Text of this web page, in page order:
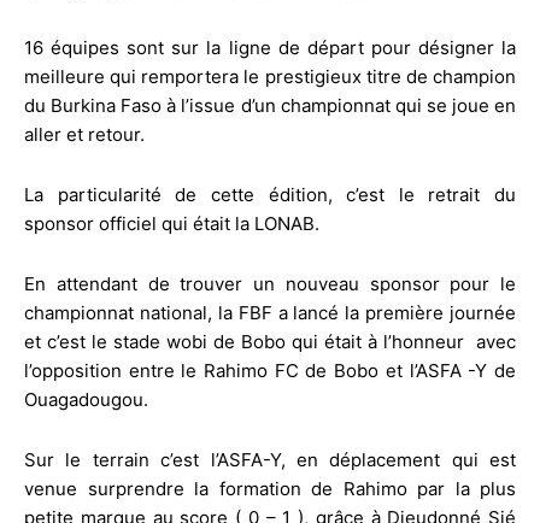
16 équipes sont sur la ligne de départ pour désigner la
meilleure qui remportera le prestigieux titre de champion
du Burkina Faso à l’issue d’un championnat qui se joue en
aller et retour.
La particularité de cette édition, c’est le retrait du
sponsor officiel qui était la LONAB.
En attendant de trouver un nouveau sponsor pour le
championnat national, la FBF a lancé la première journée
et c’est le stade wobi de Bobo qui était à l’honneur avec
l’opposition entre le Rahimo FC de Bobo et l’ASFA -Y de
Ouagadougou.
Sur le terrain c’est l’ASFA-Y, en déplacement qui est
venue surprendre la formation de Rahimo par la plus
petite marque au score ( 0 – 1 ), grâce à Dieudonné Sié